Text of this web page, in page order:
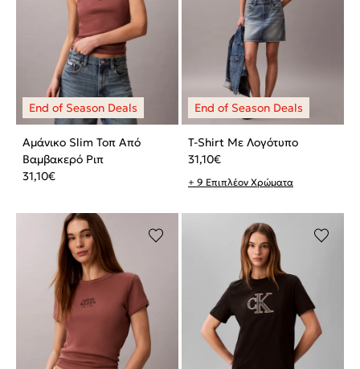
Αμάνικο Slim Τοπ Από
Βαμβακερό Ριπ
31,10€
T-Shirt Με Λογότυπο
31,10€
+ 9 Επιπλέον Χρώματα